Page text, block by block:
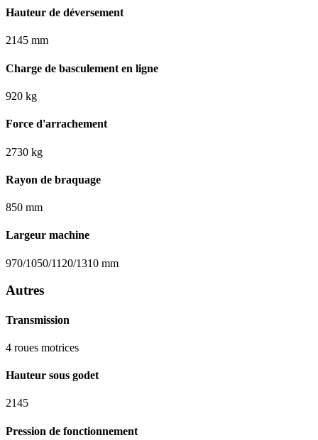
Hauteur de déversement
2145 mm
Charge de basculement en ligne
920 kg
Force d'arrachement
2730 kg
Rayon de braquage
850 mm
Largeur machine
970/1050/1120/1310 mm
Autres
Transmission
4 roues motrices
Hauteur sous godet
2145
Pression de fonctionnement